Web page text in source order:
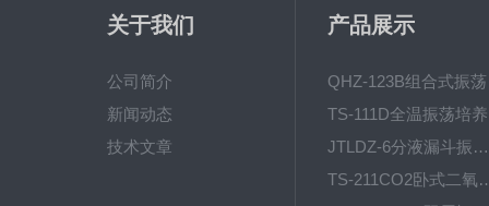
关于我们
公司简介
新闻动态
技术文章
产品展示
JTLDZ-6分液漏斗振荡器
TS-211CO2卧式